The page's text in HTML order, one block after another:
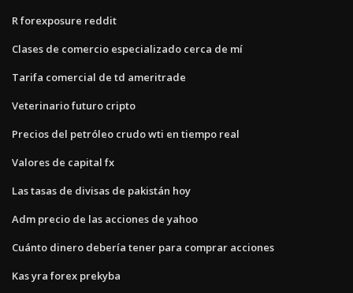
R forexposure reddit
Clases de comercio especializado cerca de mí
Tarifa comercial de td ameritrade
Veterinario futuro cripto
Precios del petróleo crudo wti en tiempo real
Valores de capital fx
Las tasas de divisas de pakistán hoy
Adm precio de las acciones de yahoo
Cuánto dinero debería tener para comprar acciones
Kas yra forex prekyba